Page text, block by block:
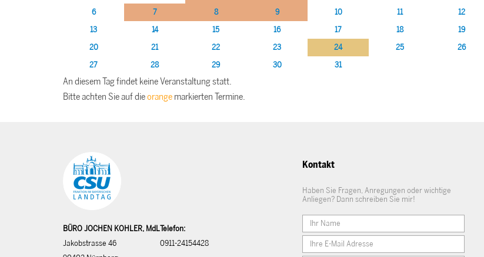
6
7 8 9 10 11
12
13
14 15 16 17 18
19
20
21 22 23 24 25
26
27
28 29 30 31
An diesem Tag findet keine Veranstaltung statt.
Bitte achten Sie auf dieorange markierten Termine.
BÜRO JOCHEN KOHLER, MdL
Jakobstrasse 46
Telefon:
0911-24154428
Kontakt
Haben Sie Fragen, Anregungen oder wichtige
Anliegen? Dann schreiben Sie mir!